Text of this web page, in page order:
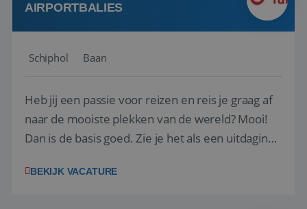
AIRPORTBALIES
Schiphol Baan
Heb jij een passie voor reizen en reis je graag af
naar de mooiste plekken van de wereld? Mooi!
Dan is de basis goed. Zie je het als een uitdaging
het samenstellen en boeken van de perfecte
BEKIJK VACATURE